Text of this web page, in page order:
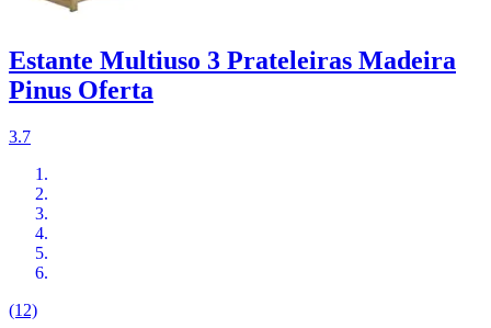
Estante Multiuso 3 Prateleiras Madeira
Pinus Oferta
3.7
(12)